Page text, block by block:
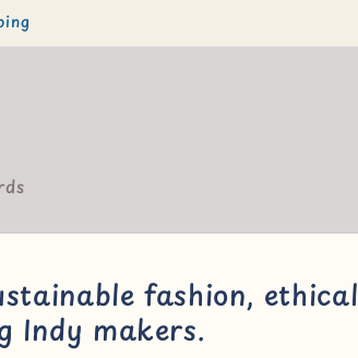
fashion, ethical
Indy makers.